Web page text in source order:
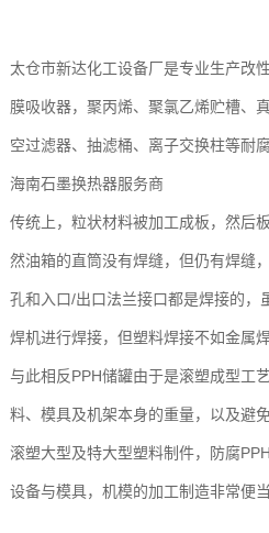
太仓市新达化工设备厂是专业生产改
膜吸收器，聚丙烯、聚氯乙烯贮槽、
空过滤器、抽滤桶、离子交换柱等耐
海南石墨换热器服务商
传统上，粒状材料被加工成板，然后
然油箱的直筒没有焊缝，但仍有焊缝
孔和入口/出口法兰接口都是焊接的，
焊机进行焊接，但塑料焊接不如金属焊
与此相反PPH储罐由于是滚塑成型工
料、模具及机架本身的重量，以及避
滚塑大型及特大型塑料制件，防腐
设备与模具，机模的加工制造非常便